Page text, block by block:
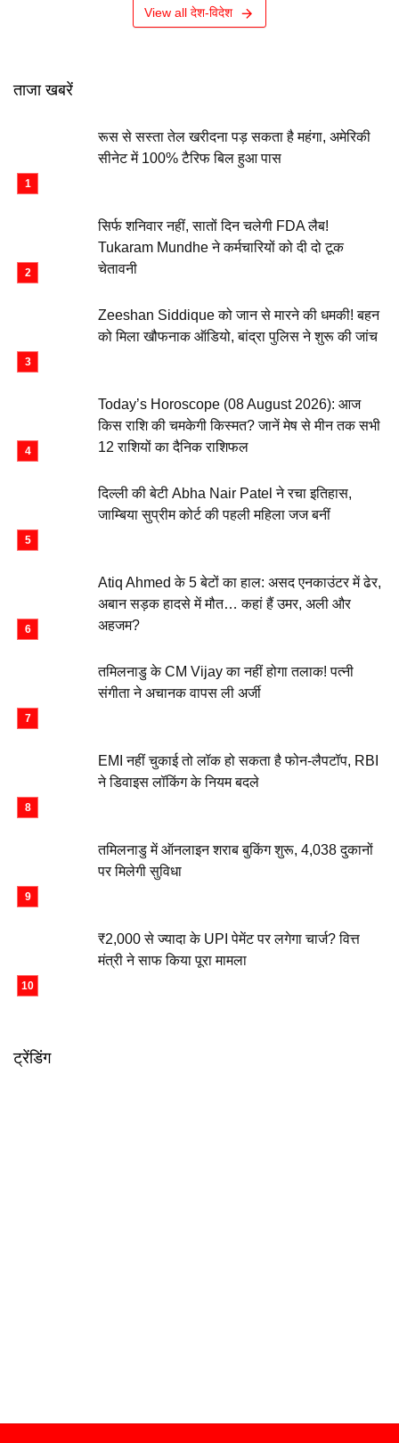
View all देश-विदेश
ताजा खबरें
रूस से सस्ता तेल खरीदना पड़ सकता है महंगा, अमेरिकी
सीनेट में 100% टैरिफ बिल हुआ पास
सिर्फ शनिवार नहीं, सातों दिन चलेगी FDA लैब!
Tukaram Mundhe ने कर्मचारियों को दी दो टूक
चेतावनी
Zeeshan Siddique को जान से मारने की धमकी! बहन
को मिला खौफनाक ऑडियो, बांद्रा पुलिस ने शुरू की जांच
Today’s Horoscope (08 August 2026): आज
किस राशि की चमकेगी किस्मत? जानें मेष से मीन तक सभी
12 राशियों का दैनिक राशिफल
दिल्ली की बेटी Abha Nair Patel ने रचा इतिहास,
जाम्बिया सुप्रीम कोर्ट की पहली महिला जज बनीं
Atiq Ahmed के 5 बेटों का हाल: असद एनकाउंटर में ढेर,
अबान सड़क हादसे में मौत… कहां हैं उमर, अली और
अहजम?
तमिलनाडु के CM Vijay का नहीं होगा तलाक! पत्नी
संगीता ने अचानक वापस ली अर्जी
EMI नहीं चुकाई तो लॉक हो सकता है फोन-लैपटॉप, RBI
ने डिवाइस लॉकिंग के नियम बदले
तमिलनाडु में ऑनलाइन शराब बुकिंग शुरू, 4,038 दुकानों
पर मिलेगी सुविधा
₹2,000 से ज्यादा के UPI पेमेंट पर लगेगा चार्ज? वित्त
मंत्री ने साफ किया पूरा मामला
ट्रेंडिंग